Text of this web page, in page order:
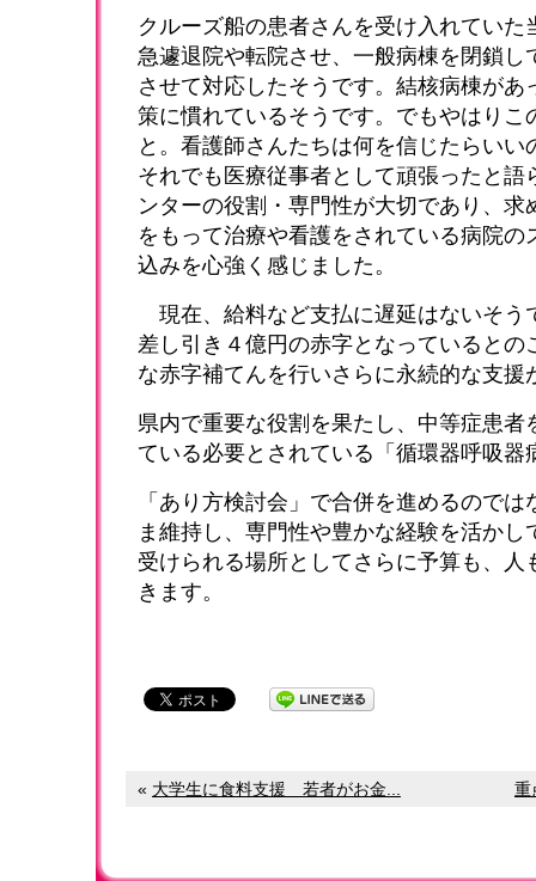
クルーズ船の患者さんを受け入れていた
急遽退院や転院させ、一般病棟を閉鎖し
させて対応したそうです。結核病棟があ
策に慣れているそうです。でもやはりこ
と。看護師さんたちは何を信じたらいい
それでも医療従事者として頑張ったと語
ンターの役割・専門性が大切であり、求
をもって治療や看護をされている病院の
込みを心強く感じました。
現在、給料など支払に遅延はないそう
差し引き４億円の赤字となっているとの
な赤字補てんを行いさらに永続的な支援
県内で重要な役割を果たし、中等症患者
ている必要とされている「循環器呼吸器
「あり方検討会」で合併を進めるので
ま維持し、専門性や豊かな経験を活か
受けられる場所としてさらに予算も、人
きます。
« 大学生に食料支援 若者がお金... 重